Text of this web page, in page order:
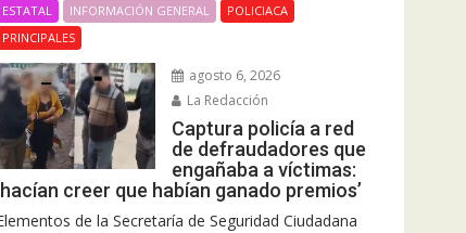
ESTATAL INFORMACIÓN GENERAL
POLICIACA
PRINCIPALES
agosto 6, 2026
La Redacción
Captura policía a red
de defraudadores que
engañaba a víctimas:
creer que habían ganado premios’
de la Secretaría de Seguridad Ciudadana